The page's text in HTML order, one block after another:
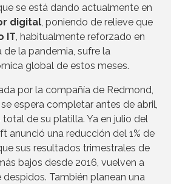
se está dando actualmente en
digital, poniendo de relieve que
IT, habitualmente reforzado en
de la pandemia, sufre la
global de estos meses.
por la compañía de Redmond,
espera completar antes de abril,
de su platilla. Ya en julio del
anunció una reducción del 1% de
sus resultados trimestrales de
bajos desde 2016, vuelven a
También planean una